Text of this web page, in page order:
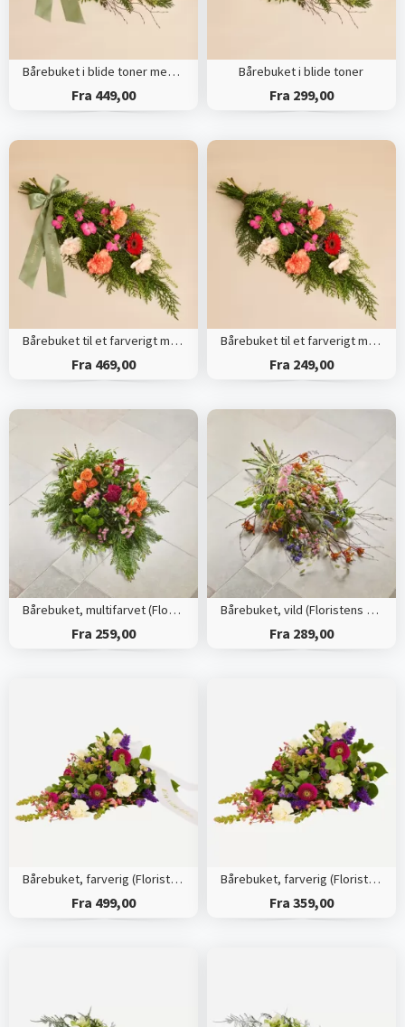
Bårebuket i blide toner med bånd
Fra 449,00
Bårebuket i blide toner
Fra 299,00
Bårebuket til et farverigt minde med bånd
Fra 469,00
Bårebuket til et farverigt minde
Fra 249,00
Bårebuket, multifarvet (Floristens kreative valg)
Fra 259,00
Bårebuket, vild (Floristens kreative valg)
Fra 289,00
Bårebuket, farverig (Floristens kreative valg) med bånd
Fra 499,00
Bårebuket, farverig (Floristens kreative valg)
Fra 359,00